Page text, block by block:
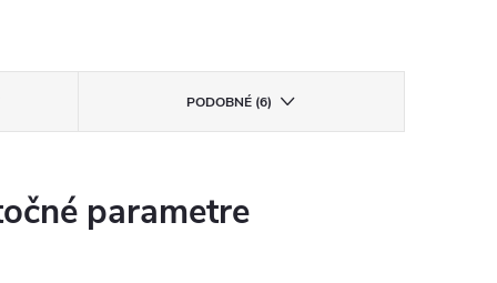
PODOBNÉ (6)
parametre